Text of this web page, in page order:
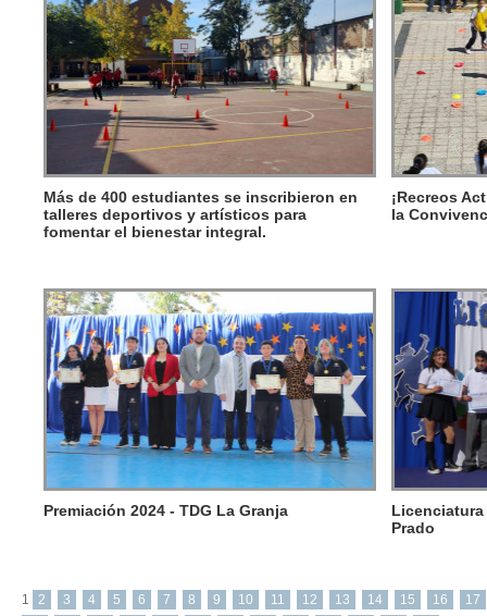
Más de 400 estudiantes se inscribieron en
talleres deportivos y artísticos para
fomentar el bienestar integral.
¡Recreos
la
Premiación 2024 - TDG La Granja
Licenciatura
Prado
1 2 3 4 5 6 7 8 9 10 11 12 13 14 15 16
17